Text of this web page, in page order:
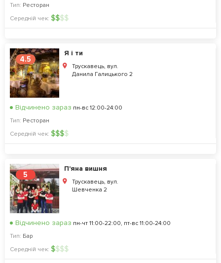
Тип: Ресторан
Середній чек: $$$$
4.5
Я і ти
Трускавець, вул.
Данила Галицького 2
Відчинено зараз пн-вс 12:00-24:00
Тип: Ресторан
Середній чек: $$$$
5
П'яна вишня
Трускавець, вул.
Шевченка 2
Відчинено зараз пн-чт 11:00-22:00, пт-вс 11:00-24:00
Тип: Бар
Середній чек: $$$$